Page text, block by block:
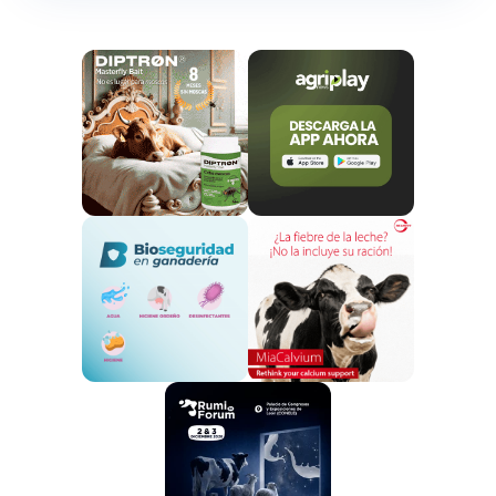
precauciones en España.Las autoridades
advierten de que el riesgo podría aumentar en
las próximas semanas debido al incremento del
movimiento de animales, personas y vehículos
especialmente en periodos asociados a festividades
religiosas y a la trashumancia estacional.
La preocupación se ha intensificado tras la detección
de brotes recientes en Europa, como los registrados
en Grecia y Chipre en 2026, vinculados al serotipo SAT1.
Estos episodios han obligado a activar zonas de
restricción, controles de movimiento y despliegue de
equipos veterinarios de emergencia.
Además, expertos internacionales alertan de que la
situación es especialmente compleja por la
circulación simultánea de varios serotipos del